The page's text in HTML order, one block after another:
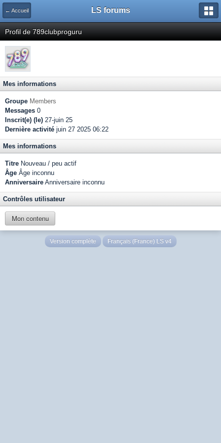
← Accueil LS forums
Profil de 789clubproguru
Mes informations
Groupe Members
Messages 0
Inscrit(e) (le) 27-juin 25
Dernière activité juin 27 2025 06:22
Mes informations
Titre Nouveau / peu actif
Âge Âge inconnu
Anniversaire Anniversaire inconnu
Contrôles utilisateur
Mon contenu
Version complète Français (France) LS v4